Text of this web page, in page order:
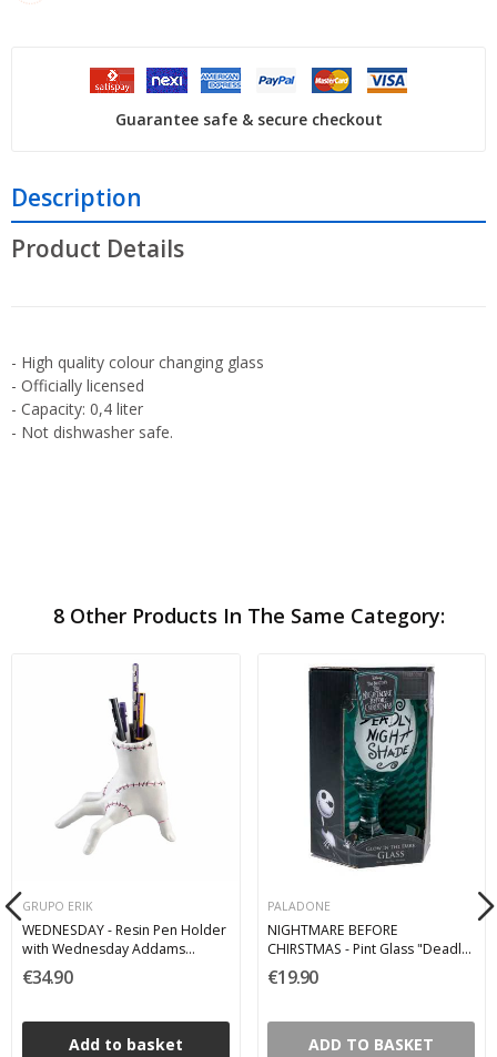
Guarantee safe & secure checkout
Description
Product Details
- High quality colour changing glass
- Officially licensed
- Capacity: 0,4 liter
- Not dishwasher safe.
8 Other Products In The Same Category:
GRUPO ERIK
WEDNESDAY - Resin Pen Holder
with Wednesday Addams
Writing Set and Hand
€34.90
Add to basket
PALADONE
NIGHTMARE BEFORE
CHIRSTMAS - Pint Glass "Deadly
Night Shade" 350 ML
€19.90
ADD TO BASKET